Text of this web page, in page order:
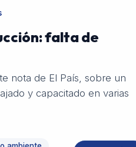
falta de
nota de El País, sobre un
y capacitado en varias